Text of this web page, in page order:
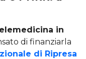
in
di finanziarla
di Ripresa